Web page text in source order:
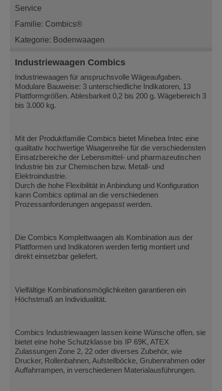
Service
Familie: Combics®
Kategorie: Bodenwaagen
Industriewaagen Combics
Industriewaagen für anspruchsvolle Wägeaufgaben.
Modulare Bauweise: 3 unterschiedliche Indikatoren, 13
Plattformgrößen. Ablesbarkeit 0,2 bis 200 g. Wägebereich 3
bis 3.000 kg.
Mit der Produktfamilie Combics bietet Minebea Intec eine
qualitativ hochwertige Waagenreihe für die verschiedensten
Einsatzbereiche der Lebensmittel- und pharmazeutischen
Industrie bis zur Chemischen bzw. Metall- und
Elektroindustrie.
Durch die hohe Flexibilität in Anbindung und Konfiguration
kann Combics optimal an die verschiedenen
Prozessanforderungen angepasst werden.
Die Combics Komplettwaagen als Kombination aus der
Plattformen und Indikatoren werden fertig montiert und
direkt einsetzbar geliefert.
Vielfältige Kombinationsmöglichkeiten garantieren ein
Höchstmaß an Individualität.
Combics Industriewaagen lassen keine Wünsche offen, sie
bietet eine hohe Schutzklasse bis IP 69K, ATEX
Zulassungen Zone 2, 22 oder diverses Zubehör, wie
Drucker, Rollenbahnen, Aufstellböcke, Grubenrahmen oder
Auffahrrampen, in verschiedenen Materialausführungen.